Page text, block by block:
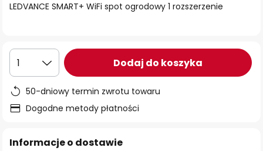
LEDVANCE SMART+ WiFi spot ogrodowy 1 rozszerzenie
1 Dodaj do koszyka
50-dniowy termin zwrotu towaru
Dogodne metody płatności
Informacje o dostawie